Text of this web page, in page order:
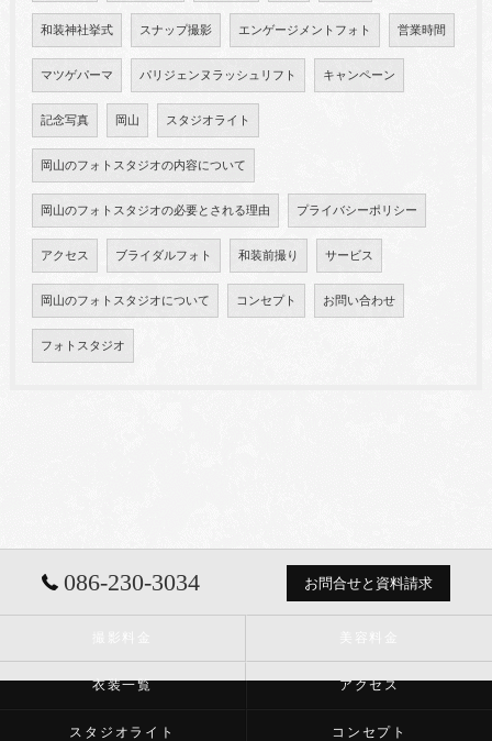
和装神社挙式 スナップ撮影 エンゲージメントフォト 営業時間
マツゲパーマ パリジェンヌラッシュリフト キャンペーン
記念写真 岡山 スタジオライト
岡山のフォトスタジオの内容について
岡山のフォトスタジオの必要とされる理由 プライバシーポリシー
アクセス ブライダルフォト 和装前撮り サービス
岡山のフォトスタジオについて コンセプト お問い合わせ
フォトスタジオ
086-230-3034 お問合せと資料請求
衣装一覧 アクセス
スタジオライト コンセプト